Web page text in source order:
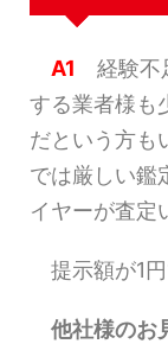
A1 経験不
する業者様も
だという方も
では厳しい鑑
イヤーが査定
提示額が1円
他社様のお